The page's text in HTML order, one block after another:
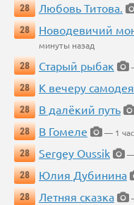
28
Любовь Титова.
28
Новодевичий
минуты назад
28
Старый рыбак
28
К вечеру
28
В далёкий путь
28
В Гомеле
— 1
28
Sergey Oussik
—
28
Юлия Дубинина
28
Летняя сказка